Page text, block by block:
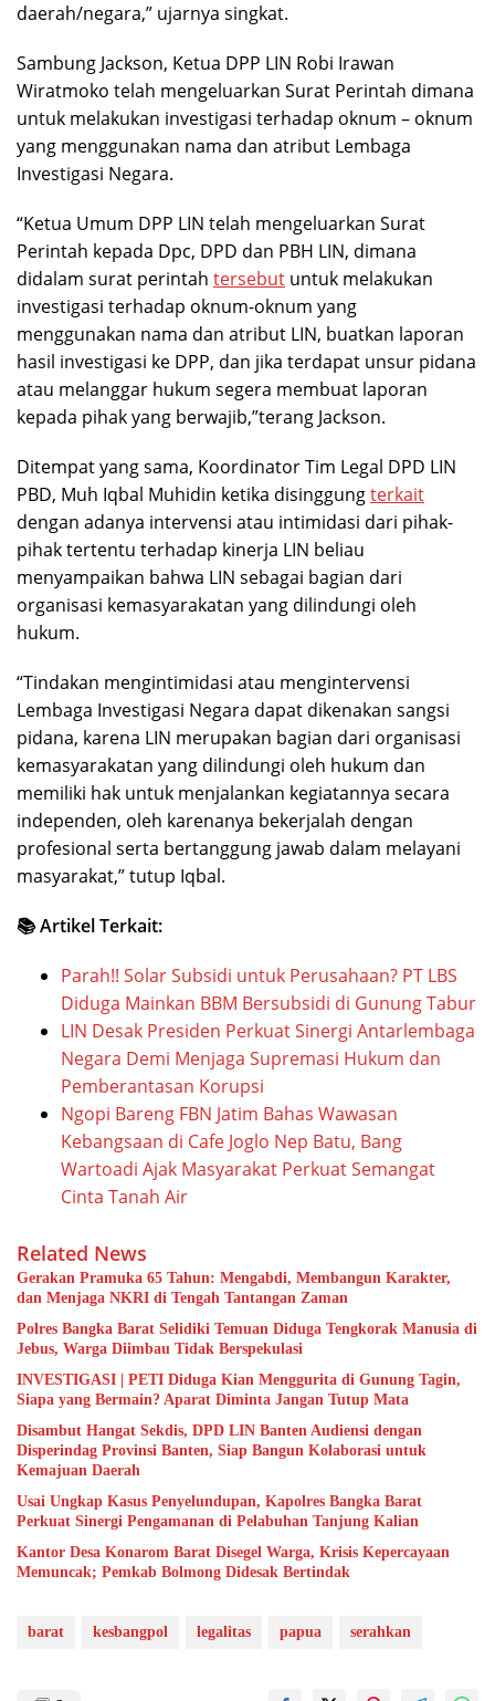
daerah/negara,” ujarnya singkat.
Sambung Jackson, Ketua DPP LIN Robi Irawan
Wiratmoko telah mengeluarkan Surat Perintah dimana
untuk melakukan investigasi terhadap oknum – oknum
yang menggunakan nama dan atribut Lembaga
Investigasi Negara.
“Ketua Umum DPP LIN telah mengeluarkan Surat
Perintah kepada Dpc, DPD dan PBH LIN, dimana
didalam surat perintah tersebut untuk melakukan
investigasi terhadap oknum-oknum yang
menggunakan nama dan atribut LIN, buatkan laporan
hasil investigasi ke DPP, dan jika terdapat unsur pidana
atau melanggar hukum segera membuat laporan
kepada pihak yang berwajib,”terang Jackson.
Ditempat yang sama, Koordinator Tim Legal DPD LIN
PBD, Muh Iqbal Muhidin ketika disinggungterkait
dengan adanya intervensi atau intimidasi dari pihak-
pihak tertentu terhadap kinerja LIN beliau
menyampaikan bahwa LIN sebagai bagian dari
organisasi kemasyarakatan yang dilindungi oleh
hukum.
“Tindakan mengintimidasi atau mengintervensi
Lembaga Investigasi Negara dapat dikenakan sangsi
pidana, karena LIN merupakan bagian dari organisasi
kemasyarakatan yang dilindungi oleh hukum dan
memiliki hak untuk menjalankan kegiatannya secara
independen, oleh karenanya bekerjalah dengan
profesional serta bertanggung jawab dalam melayani
masyarakat,” tutup Iqbal.
📚 Artikel Terkait:
Parah!! Solar Subsidi untuk Perusahaan? PT LBS
Diduga Mainkan BBM Bersubsidi di Gunung Tabur
LIN Desak Presiden Perkuat Sinergi Antarlembaga
Negara Demi Menjaga Supremasi Hukum dan
Pemberantasan Korupsi
Ngopi Bareng FBN Jatim Bahas Wawasan
Kebangsaan di Cafe Joglo Nep Batu, Bang
Wartoadi Ajak Masyarakat Perkuat Semangat
Cinta Tanah Air
Related News
Gerakan Pramuka 65 Tahun: Mengabdi, Membangun Karakter,
dan Menjaga NKRI di Tengah Tantangan Zaman
Polres Bangka Barat Selidiki Temuan Diduga Tengkorak Manusia di
Jebus, Warga Diimbau Tidak Berspekulasi
INVESTIGASI | PETI Diduga Kian Menggurita di Gunung Tagin,
Siapa yang Bermain? Aparat Diminta Jangan Tutup Mata
Disambut Hangat Sekdis, DPD LIN Banten Audiensi dengan
Disperindag Provinsi Banten, Siap Bangun Kolaborasi untuk
Kemajuan Daerah
Usai Ungkap Kasus Penyelundupan, Kapolres Bangka Barat
Perkuat Sinergi Pengamanan di Pelabuhan Tanjung Kalian
Kantor Desa Konarom Barat Disegel Warga, Krisis Kepercayaan
Memuncak; Pemkab Bolmong Didesak Bertindak
barat kesbangpol legalitas papua serahkan